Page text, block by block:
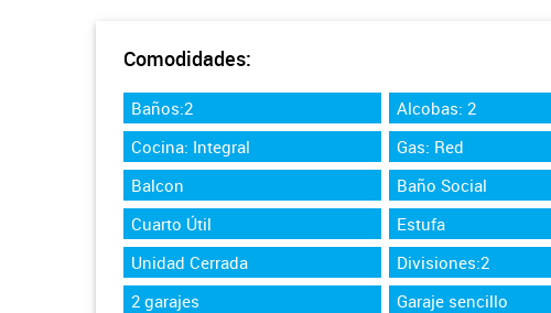
Comodidades:
Baños:2 Alcobas: 2
Cocina: Integral
Gas: Red
Balcon
Baño Social
Cuarto Útil
Estufa
Unidad Cerrada
Divisiones:2
2 garajes
Garaje sencillo